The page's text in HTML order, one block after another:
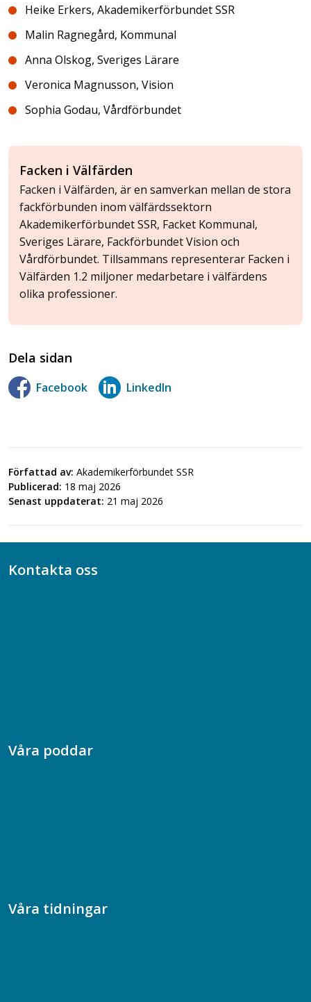
Heike Erkers, Akademikerförbundet SSR
Malin Ragnegård, Kommunal
Anna Olskog, Sveriges Lärare
Veronica Magnusson, Vision
Sophia Godau, Vårdförbundet
Facken i Välfärden
Facken i Välfärden, är en samverkan mellan de stora
fackförbunden inom välfärdssektorn
Akademikerförbundet SSR, Facket Kommunal,
Sveriges Lärare, Fackförbundet Vision och
Vårdförbundet. Tillsammans representerar Facken i
Välfärden 1.2 miljoner medarbetare i välfärdens
olika professioner.
Dela sidan
Facebook LinkedIn
Författad av: Akademikerförbundet SSR
Publicerad: 18 maj 2026
Senast uppdaterat: 21 maj 2026
Kontakta oss
Våra poddar
Våra tidningar